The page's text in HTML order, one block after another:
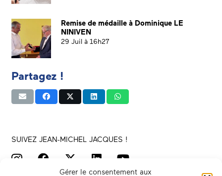
Gérer le consentement aux
Remise de médaille à Dominique LE
NINIVEN
29 Juil à 16h27
Partagez !
SUIVEZ JEAN-MICHEL JACQUES !